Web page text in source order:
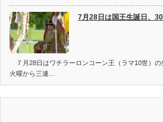
7月28日は国王生誕日、
７月28日はワチラーロンコーン王（ラマ10世）
火曜から三連…